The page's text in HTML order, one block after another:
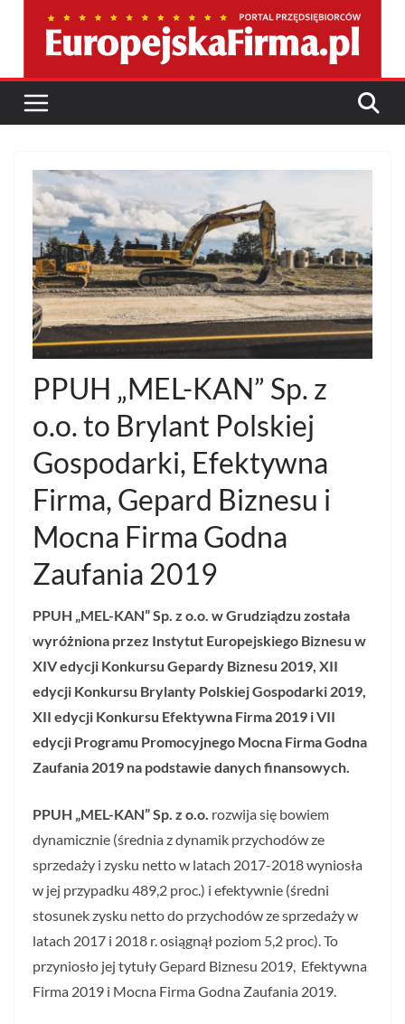
PPUH „MEL-KAN” Sp. z
o.o. to Brylant Polskiej
Gospodarki, Efektywna
Firma, Gepard Biznesu i
Mocna Firma Godna
Zaufania 2019
PPUH „MEL-KAN” Sp. z o.o. w Grudziądzu została
wyróżniona przez Instytut Europejskiego Biznesu w
XIV edycji Konkursu Gepardy Biznesu 2019, XII
edycji Konkursu Brylanty Polskiej Gospodarki 2019,
XII edycji Konkursu Efektywna Firma 2019 i VII
edycji Programu Promocyjnego Mocna Firma Godna
Zaufania 2019 na podstawie danych finansowych.
PPUH „MEL-KAN” Sp. z o.o. rozwija się bowiem
dynamicznie (średnia z dynamik przychodów ze
sprzedaży i zysku netto w latach 2017-2018 wyniosła
w jej przypadku 489,2 proc.) i efektywnie (średni
stosunek zysku netto do przychodów ze sprzedaży w
latach 2017 i 2018 r. osiągnął poziom 5,2 proc). To
przyniosło jej tytuły Gepard Biznesu 2019, Efektywna
Firma 2019 i Mocna Firma Godna Zaufania 2019.